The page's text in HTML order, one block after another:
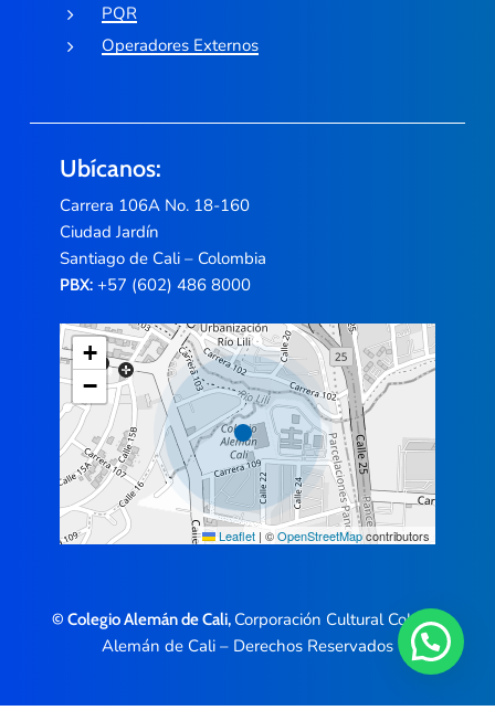
PQR
Operadores Externos
Ubícanos:
Carrera 106A No. 18-160
Ciudad Jardín
Santiago de Cali – Colombia
PBX:+57 (602) 486 8000
+
−
Leaflet | ©OpenStreetMapcontributors
© Colegio Alemán de Cali, Corporación Cultural Colegio
Alemán de Cali – Derechos Reservados